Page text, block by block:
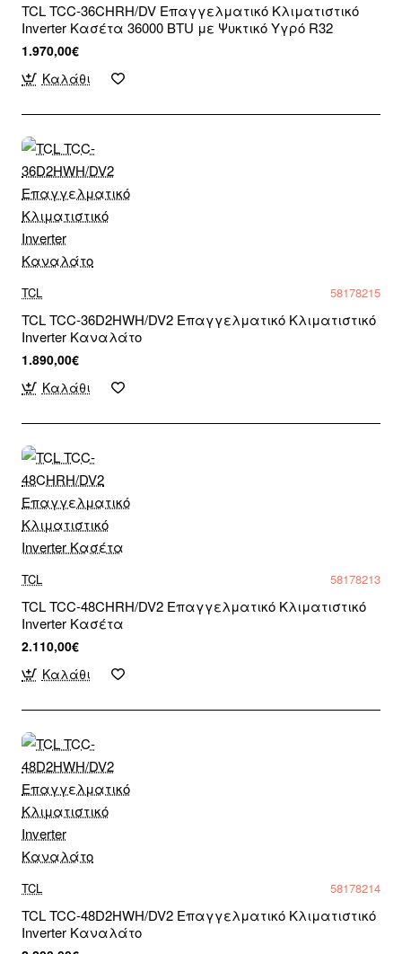
TCL TCC-36CHRH/DV Επαγγελματικό Κλιματιστικό
Inverter Κασέτα 36000 BTU με Ψυκτικό Υγρό R32
1.970,00€
Καλάθι
TCL 58178215
TCL TCC-36D2HWH/DV2 Επαγγελματικό Κλιματιστικό
Inverter Καναλάτο
1.890,00€
Καλάθι
TCL 58178213
TCL TCC-48CHRH/DV2 Επαγγελματικό Κλιματιστικό
Inverter Κασέτα
2.110,00€
Καλάθι
TCL 58178214
TCL TCC-48D2HWH/DV2 Επαγγελματικό Κλιματιστικό
Inverter Καναλάτο